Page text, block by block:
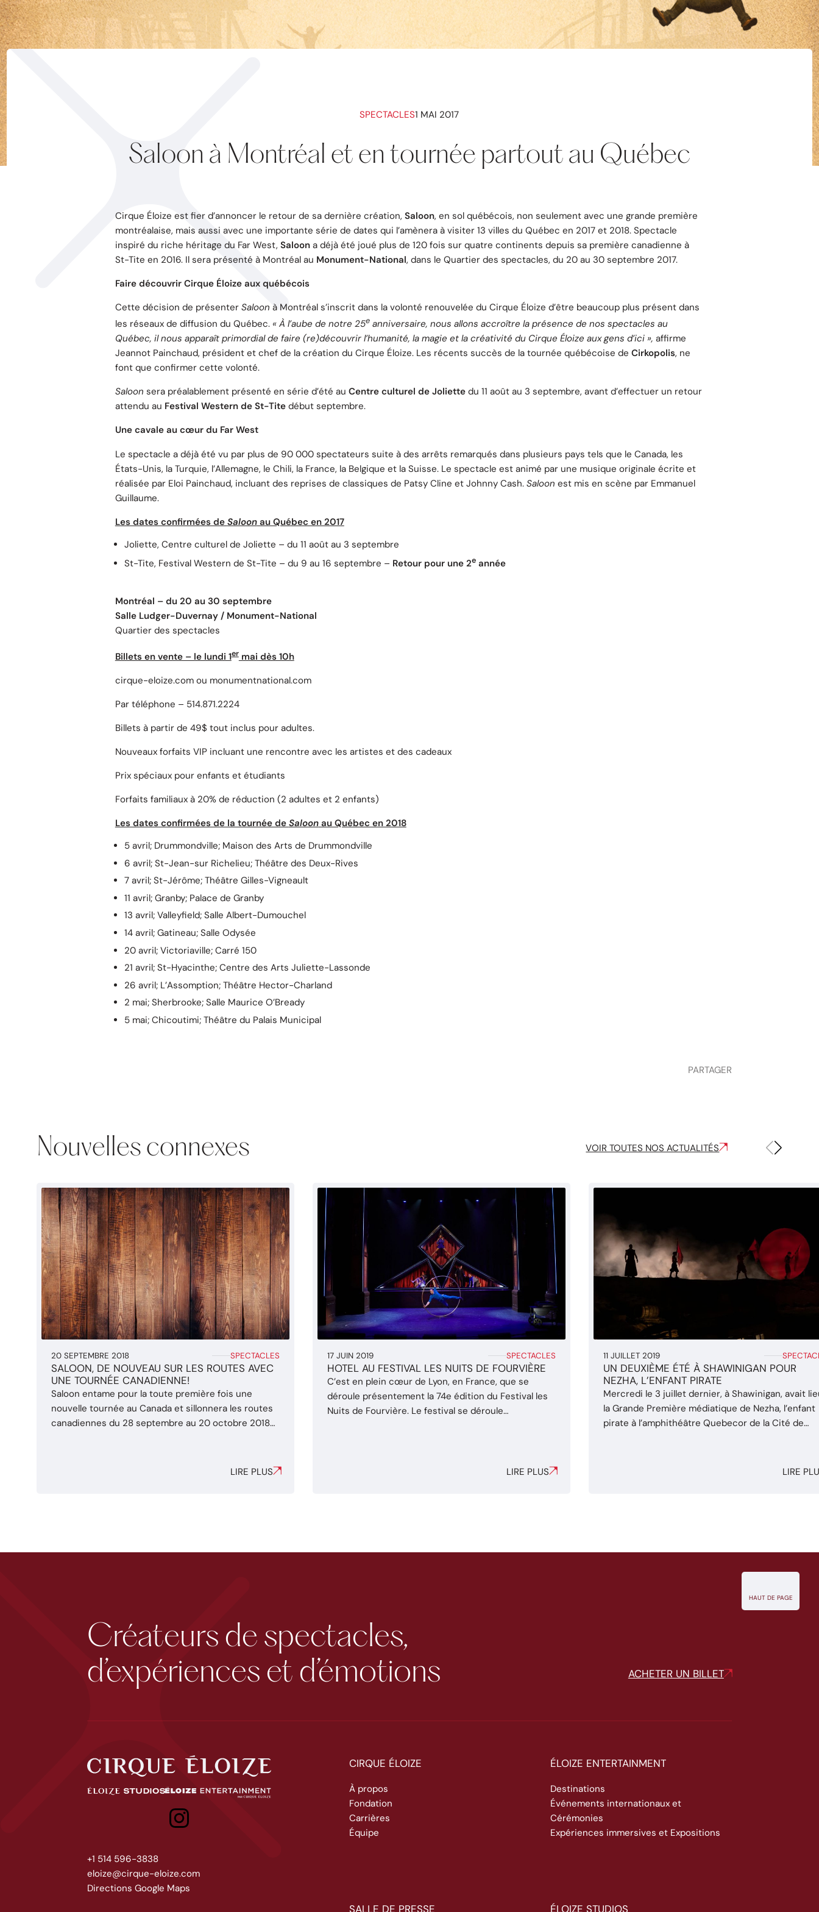
SPECTACLES1 MAI 2017
Saloon à Montréal et en tournée partout au Québec
Cirque Éloize est fier d’annoncer le retour de sa dernière création, Saloon, en sol québécois, non seulement avec une grande première
montréalaise, mais aussi avec une importante série de dates qui l’amènera à visiter 13 villes du Québec en 2017 et 2018. Spectacle
inspiré du riche héritage du Far West, Saloona déjà été joué plus de 120 fois sur quatre continents depuis sa première canadienne à
St-Tite en 2016. Il sera présenté à Montréal au Monument-National, dans le Quartier des spectacles, du 20 au 30 septembre 2017.
Faire découvrir Cirque Éloize aux québécois
Cette décision de présenter Saloon à Montréal s’inscrit dans la volonté renouvelée du Cirque Éloize d’être beaucoup plus présent dans
les réseaux de diffusion du Québec. « À l’aube de notre 25eanniversaire, nous allons accroître la présence de nos spectacles au
Québec, il nous apparaît primordial de faire (re)découvrir l’humanité, la magie et la créativité du Cirque Éloize aux gens d’ici », affirme
Jeannot Painchaud, président et chef de la création du Cirque Éloize. Les récents succès de la tournée québécoise de Cirkopolis, ne
font que confirmer cette volonté.
Saloon sera préalablement présenté en série d’été au Centre culturel de Joliettedu 11 août au 3 septembre, avant d’effectuer un retour
attendu au Festival Western de St-Titedébut septembre.
Une cavale au cœur du Far West
Le spectacle a déjà été vu par plus de 90 000 spectateurs suite à des arrêts remarqués dans plusieurs pays tels que le Canada, les
États-Unis, la Turquie, l’Allemagne, le Chili, la France, la Belgique et la Suisse. Le spectacle est animé par une musique originale écrite et
réalisée par Eloi Painchaud, incluant des reprises de classiques de Patsy Cline et Johnny Cash. Saloon est mis en scène par Emmanuel
Guillaume.
Les dates confirmées de Saloonau Québec en 2017
Joliette, Centre culturel de Joliette – du 11 août au 3 septembre
St-Tite, Festival Western de St-Tite – du 9 au 16 septembre – Retour pour une 2eannée
Montréal – du 20 au 30 septembre
Salle Ludger-Duvernay / Monument-National
Quartier des spectacles
Billets en vente – le lundi 1ermai dès 10h
cirque-eloize.com ou monumentnational.com
Par téléphone – 514.871.2224
Billets à partir de 49$ tout inclus pour adultes.
Nouveaux forfaits VIP incluant une rencontre avec les artistes et des cadeaux
Prix spéciaux pour enfants et étudiants
Forfaits familiaux à 20% de réduction (2 adultes et 2 enfants)
Les dates confirmées de la tournée de Saloonau Québec en 2018
5 avril; Drummondville; Maison des Arts de Drummondville
6 avril; St-Jean-sur Richelieu; Théâtre des Deux-Rives
7 avril; St-Jérôme; Théâtre Gilles-Vigneault
11 avril; Granby; Palace de Granby
13 avril; Valleyfield; Salle Albert-Dumouchel
14 avril; Gatineau; Salle Odysée
20 avril; Victoriaville; Carré 150
21 avril; St-Hyacinthe; Centre des Arts Juliette-Lassonde
26 avril; L’Assomption; Théâtre Hector-Charland
2 mai; Sherbrooke; Salle Maurice O’Bready
5 mai; Chicoutimi; Théâtre du Palais Municipal
PARTAGER
Nouvelles connexes VOIR TOUTES NOS ACTUALITÉS
20 SEPTEMBRE 2018 SPECTACLES
SALOON, DE NOUVEAU SUR LES ROUTES AVEC
UNE TOURNÉE CANADIENNE!
Saloon entame pour la toute première fois une
nouvelle tournée au Canada et sillonnera les routes
canadiennes du 28 septembre au 20 octobre 2018
produira sur scène pour 15 dates à travers le pays.
LIRE PLUS
17 JUIN 2019 SPECTACLES
HOTEL AU FESTIVAL LES NUITS DE FOURVIÈRE
C’est en plein cœur de Lyon, en France, que se
déroule présentement la 74e édition du Festival les
Nuits de Fourvière. Le festival se déroule
LIRE PLUS
11 JUILLET 2019
UN DEUXIÈME ÉTÉ À SHAWINIGAN POUR
NEZHA, L’ENFANT PIRATE
Mercredi le 3 juillet dernier, à Shawinigan, avait
la Grande Première médiatique de Nezha, l’enfant
pirate à l’amphithéâtre Quebecor de la Cité de
première création semi-permanente. L’édition
LIRE
Créateurs de spectacles,
d’expériences et d’émotions
ACHETER UN BILLET
Cirque Éloize
Éloize Studios Eloize entertainment
+1 514 596-3838
eloize@cirque-eloize.com
Directions Google Maps
CIRQUE ÉLOIZE
À propos
Fondation
Carrières
Équipe
ÉLOIZE ENTERTAINMENT
Destinations
Événements internationaux et
Cérémonies
Expériences immersives et Expositions
SALLE DE PRESSE ÉLOIZE STUDIOS
HAUT DE PAGE